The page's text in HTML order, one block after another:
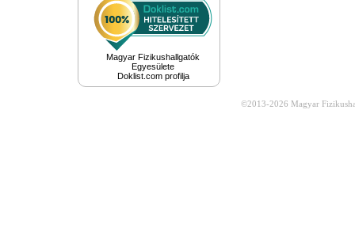
Magyar Fizikushallgatók
Egyesülete
Doklist.com profilja
©2013-2026 Magyar